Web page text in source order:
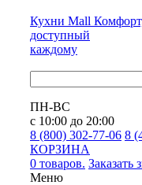
Кухни Mall
доступный
каждому
ПН-ВС
с 10:00 до 20:00
8 (800) 302-77-06 8
КОРЗИНА
0 товаров. Заказать
Меню